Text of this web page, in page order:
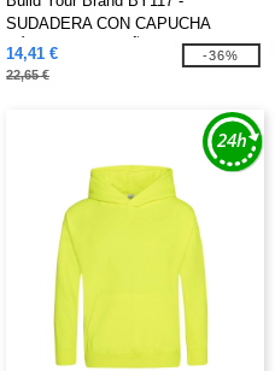
SUDADERA CON CAPUCHA
BÁSICA PARA NIÑOS
14,41 €
22,65 €
-36%